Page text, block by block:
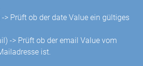
> Prüft ob der date Value ein gültiges
-> Prüft ob der email Value vom
ist.